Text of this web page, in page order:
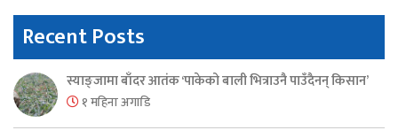
Recent Posts
स्याङ्जामा बाँदर आतंक ‘पाकेको बाली भित्राउनै पाउँदैनन् किसान’
१ महिना अगाडि